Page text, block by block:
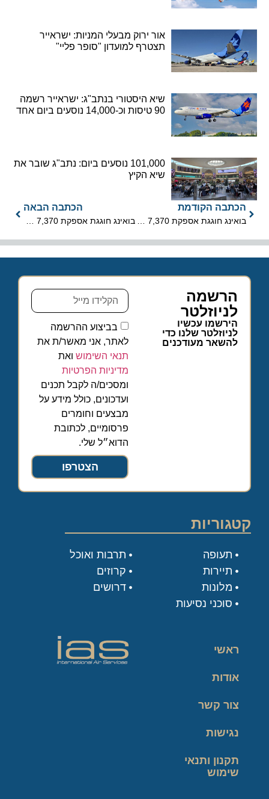
אור ירוק מבעלי המניות: ישראייר
תצטרף למועדון "סופר פליי"
שיא היסטורי בנתב"ג: ישראייר רשמה
90 טיסות וכ-14,000 נוסעים ביום אחד
101,000 נוסעים ביום: נתב"ג שובר את
שיא הקיץ
הכתבה הקודמת הכתבה הבאה
הרשמה
לניוזלטר
הירשמו עכשיו
לניוזלטר שלנו כדי
להשאר מעודכנים
בביצוע ההרשמה
לאתר, אני מאשר/ת את
תנאי השימוש ואת
מדיניות הפרטיות
ומסכים/ה לקבל תכנים
ועדכונים, כולל מידע על
מבצעים וחומרים
פרסומיים, לכתובת
הדוא״ל שלי.
הצטרפו
קטגוריות
תעופה
תיירות
מלונות
סוכני נסיעות
תרבות ואוכל
קרוזים
דרושים
ראשי
אודות
צור קשר
נגישות
תקנון ותנאי
שימוש